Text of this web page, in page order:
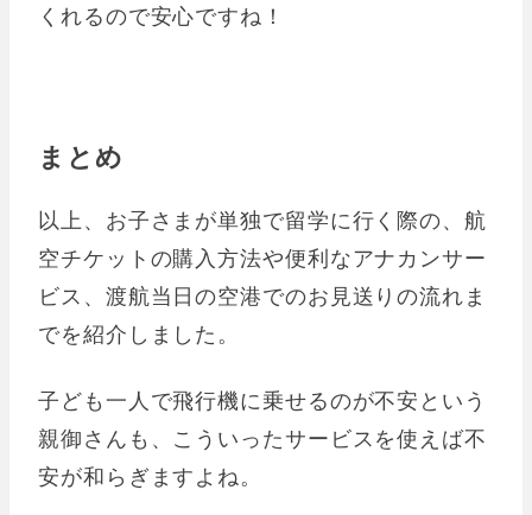
くれるので安心ですね！
まとめ
以上、お子さまが単独で留学に行く際の、航
空チケットの購入方法や便利なアナカンサー
ビス、渡航当日の空港でのお見送りの流れま
でを紹介しました。
子ども一人で飛行機に乗せるのが不安という
親御さんも、こういったサービスを使えば不
安が和らぎますよね。